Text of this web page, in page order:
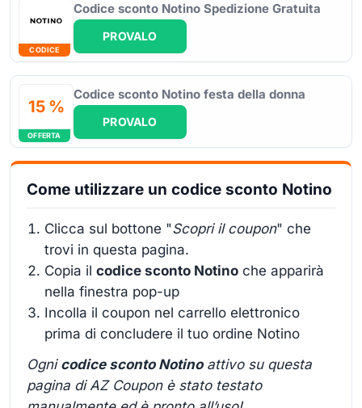
CODICE
Codice sconto Notino Spedizione Gratuita
PROVALO
15 %
OFFERTA
Codice sconto Notino festa della donna
PROVALO
Come utilizzare un codice sconto Notino
Clicca sul bottone "Scopri il coupon" che
trovi in questa pagina.
Copia il codice sconto Notino che apparirà
nella finestra pop-up
Incolla il coupon nel carrello elettronico
prima di concludere il tuo ordine Notino
Ogni codice sconto Notinoattivo su questa
pagina di AZ Coupon è stato testato